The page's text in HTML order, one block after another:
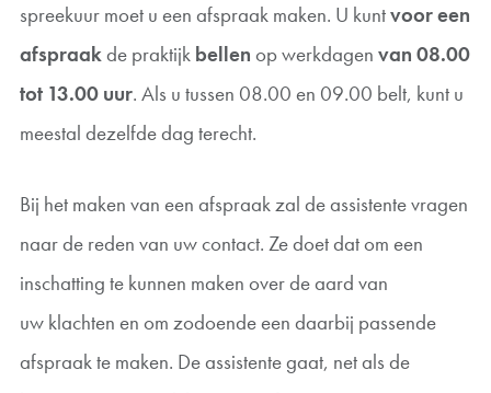
spreekuur moet u een afspraak maken. U kuntvoor een
afspraakde praktijk bellen op werkdagen van 08.00
tot 13.00 uur. Als u tussen 08.00 en 09.00 belt, kunt u
meestal dezelfde dag terecht.
Bij het maken van een afspraak zal de assistente vragen
naar de reden van uw contact. Ze doet dat om een
inschatting te kunnen maken over de aard van
uw klachten en om zodoende een daarbij passende
afspraak te maken. De assistente gaat, net als de